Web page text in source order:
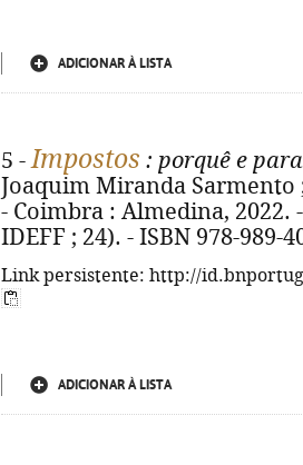
ADICIONAR À LISTA
5 -Impostos : porquê e
Joaquim Miranda
- Coimbra : Almedina, 2022.
IDEFF ; 24). - ISBN 978-989-
Link persistente: http://
ADICIONAR À LISTA